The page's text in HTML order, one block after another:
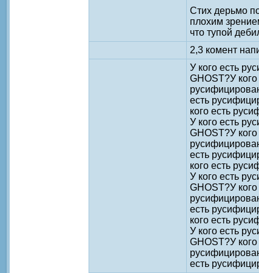
Стих дерьмо
плохим
что тупой
2,3 комент
У кого есть
GHOST?У
есть
кого есть
У кого есть
GHOST?У
есть
кого есть
У кого есть
GHOST?У
есть
кого есть
У кого есть
GHOST?У
есть